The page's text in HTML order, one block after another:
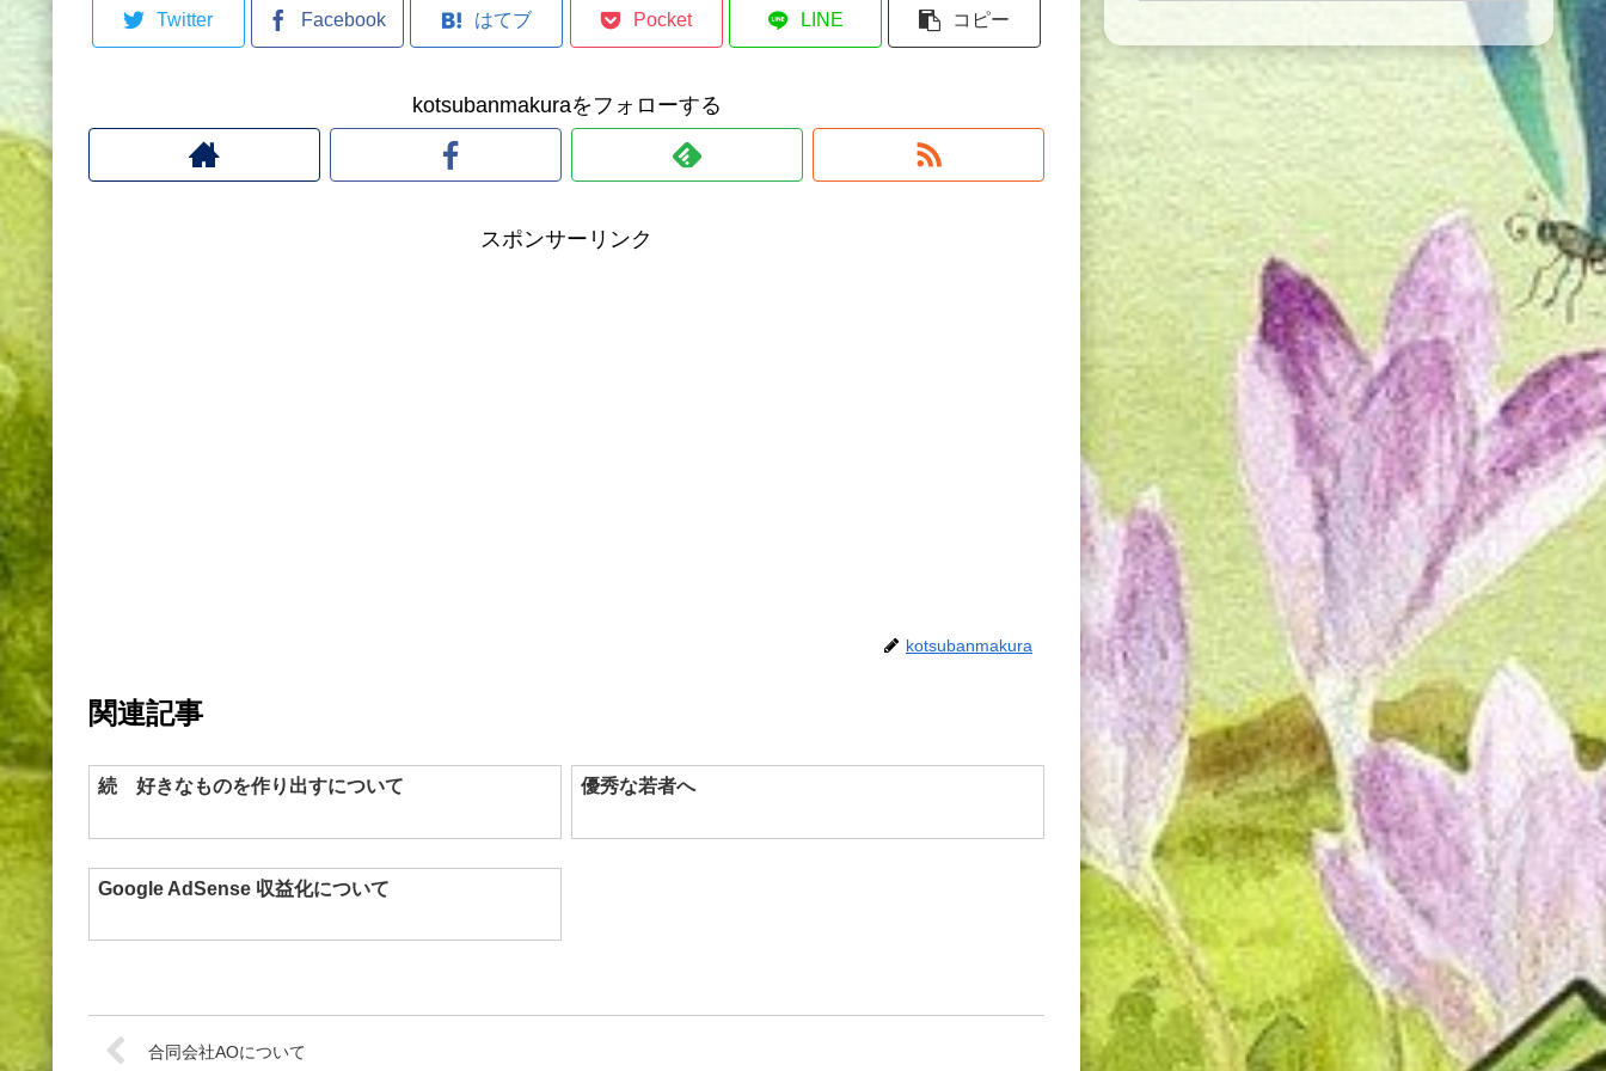
Twitter Facebook はてブ Pocket LINE コピー
kotsubanmakuraをフォローする
スポンサーリンク
kotsubanmakura
関連記事
続 好きなものを作り出すについて 優秀な若者へ
Google AdSense 収益化について
合同会社AOについて